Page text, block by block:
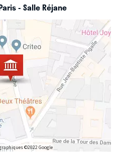
- Salle Réjane
©2022 Google